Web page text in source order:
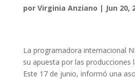
por Virginia Anziano | Jun 20,
La programadora internacional
su apuesta por las producciones
Este 17 de junio, informó una